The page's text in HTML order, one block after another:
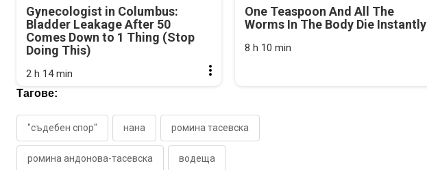
Gynecologist in Columbus:
Bladder Leakage After 50
Comes Down to 1 Thing (Stop
Doing This)
2 h 14 min
One Teaspoon And All The
Worms In The Body Die Instantly
8 h 10 min
Тагове:
"съдебен спор" нана ромина тасевска
ромина андонова-тасевска водеща